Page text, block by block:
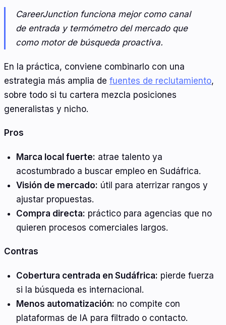
CareerJunction funciona mejor como canal
de entrada y termómetro del mercado que
como motor de búsqueda proactiva.
En la práctica, conviene combinarlo con una
estrategia más amplia de fuentes de reclutamiento,
sobre todo si tu cartera mezcla posiciones
generalistas y nicho.
Pros
Marca local fuerte: atrae talento ya
acostumbrado a buscar empleo en Sudáfrica.
Visión de mercado: útil para aterrizar rangos y
ajustar propuestas.
Compra directa: práctico para agencias que no
quieren procesos comerciales largos.
Contras
Cobertura centrada en Sudáfrica: pierde fuerza
si la búsqueda es internacional.
Menos automatización: no compite con
plataformas de IA para filtrado o contacto.